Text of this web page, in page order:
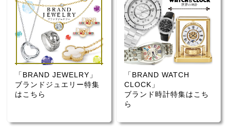
「BRAND JEWELRY」
ブランドジュエリー特集
はこちら
「BRAND WATCH
CLOCK」
ブランド時計特集はこち
ら